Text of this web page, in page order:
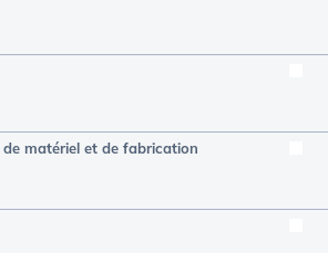
matériel et de fabrication